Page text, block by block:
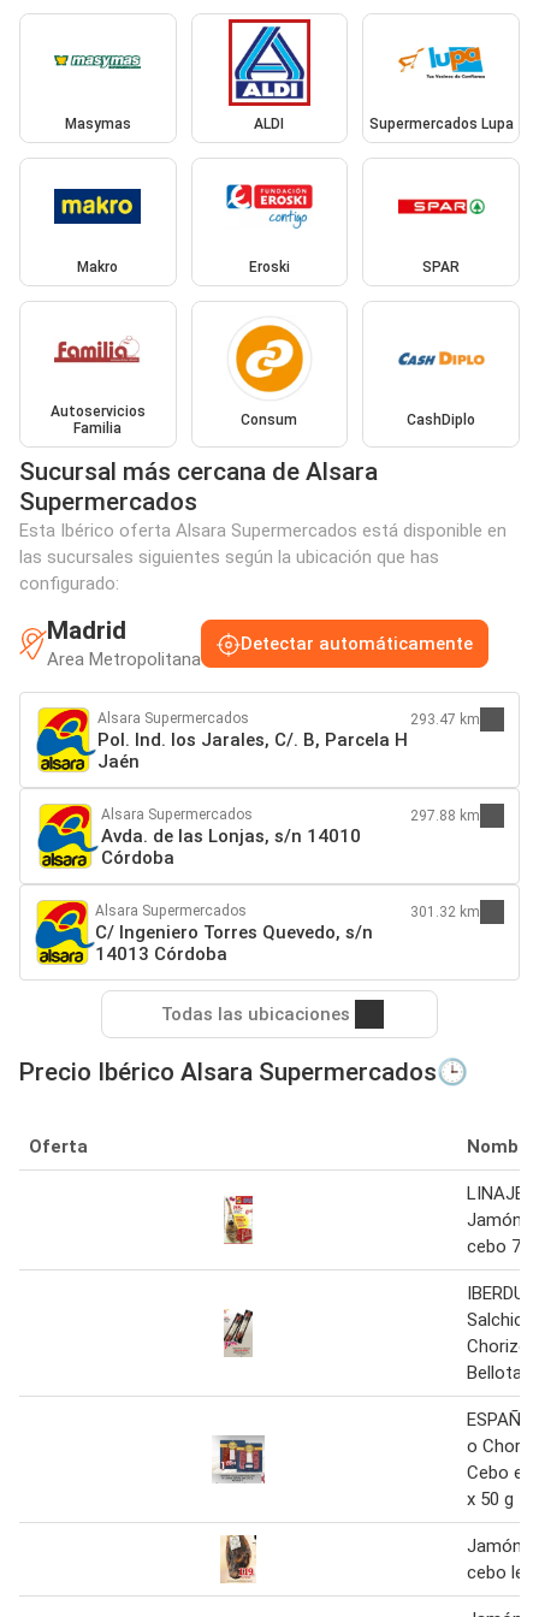
Masymas ALDI Supermercados Lupa
Makro Eroski SPAR
Autoservicios
Familia
Consum CashDiplo
Sucursal más cercana de Alsara
Supermercados
Esta Ibérico oferta Alsara Supermercados está disponible en
las sucursales siguientes según la ubicación que has
configurado:
Madrid
Area Metropolitana
Detectar automáticamente
Alsara Supermercados
Pol. Ind. los Jarales, C/. B, Parcela H
Jaén
293.47 km
Alsara Supermercados
Avda. de las Lonjas, s/n 14010
Córdoba
297.88 km
Alsara Supermercados
C/ Ingeniero Torres Quevedo, s/n
14013 Córdoba
301.32 km
Todas las ubicaciones
Precio Ibérico Alsara Supermercados🕒
Oferta Nombre
LINAJE
Jamón
cebo 7,5
Chorizo
Bellota
o
Cebo en
x 50 g
Jamón
cebo